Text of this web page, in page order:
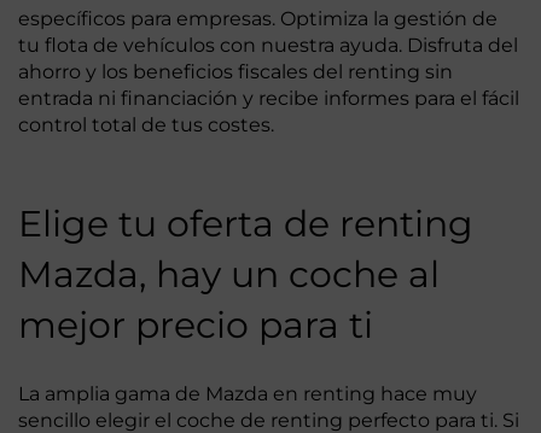
específicos para empresas. Optimiza la gestión de
tu flota de vehículos con nuestra ayuda. Disfruta del
ahorro y los beneficios fiscales del renting sin
entrada ni financiación y recibe informes para el fácil
control total de tus costes.
Elige tu oferta de renting
Mazda, hay un coche al
mejor precio para ti
La amplia gama de Mazda en renting hace muy
sencillo elegir el coche de renting perfecto para ti. Si